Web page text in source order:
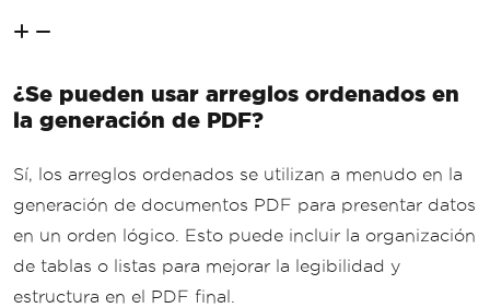
¿Se pueden usar arreglos ordenados en
la generación de PDF?
Sí, los arreglos ordenados se utilizan a menudo en la
generación de documentos PDF para presentar datos
en un orden lógico. Esto puede incluir la organización
de tablas o listas para mejorar la legibilidad y
estructura en el PDF final.